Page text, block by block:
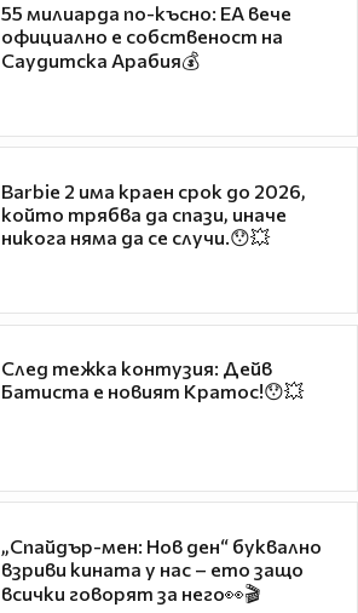
55 милиарда по-късно: EA вече
официално е собственост на
Саудитска Арабия💰
Barbie 2 има краен срок до 2026,
който трябва да спази, иначе
никога няма да се случи.😯💥
След тежка контузия: Дейв
Батиста е новият Кратос!😯💥
„Спайдър-мен: Нов ден“ буквално
взриви кината у нас – ето защо
всички говорят за него👀🎬